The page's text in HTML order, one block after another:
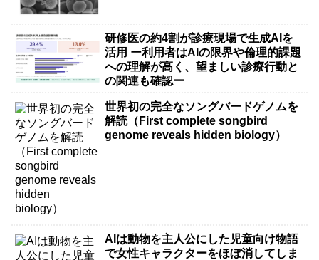
研修医の約4割が診療現場で生成AIを
活用 ー利用者はAIの限界や倫理的課題
への理解が高く、望ましい診療行動と
の関連も確認ー
世界初の完全なソングバードゲノムを
解読（First complete songbird
genome reveals hidden biology）
AIは動物を主人公にした児童向け物語
で女性キャラクターをほぼ消してしま